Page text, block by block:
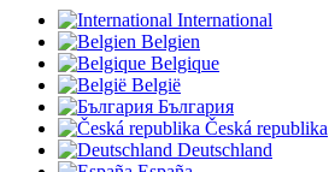
International
Belgien
Belgique
België
България
Česká republika
Deutschland